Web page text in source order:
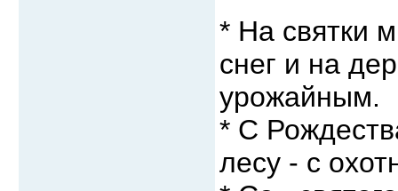
* На святки
снег и на
урожайным.
* С
лесу - с